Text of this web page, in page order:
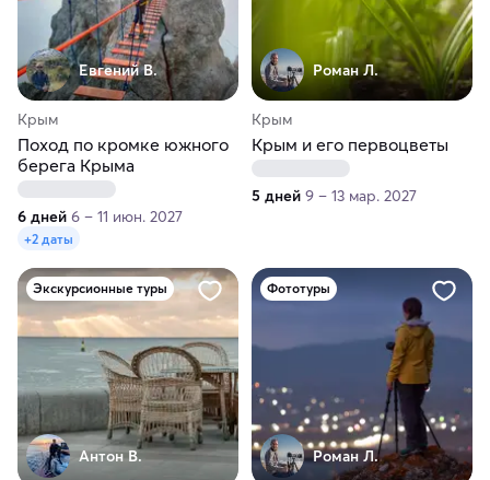
Евгений В.
Крым
Поход по кромке южного
берега Крыма
6 дней 6 – 11 июн. 2027
+2 даты
Роман Л.
Крым
Крым и его первоцветы
5 дней 9 – 13 мар. 2027
Экскурсионные туры
Антон В.
Фототуры
Роман Л.